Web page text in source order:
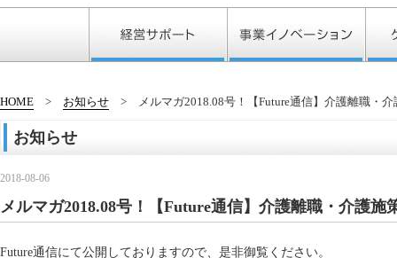
HOME お知らせ メルマガ2018.08号！【Future通信】介護離職・
お知らせ
2018-08-06
メルマガ2018.08号！【Future通信】介護離職・介護施
Future通信にて公開しておりますので、是非御覧ください。